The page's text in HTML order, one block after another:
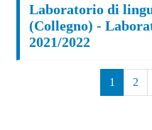
Laboratorio di
(Collegno) -
2021/2022
1 Pagina 1
2